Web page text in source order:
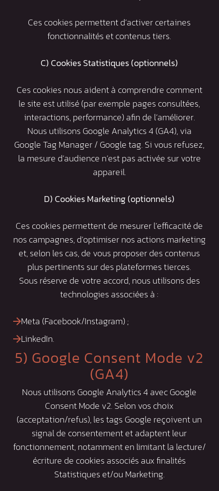
Ces cookies permettent d’activer certaines
fonctionnalités et contenus tiers.
C) Cookies Statistiques (optionnels)
Ces cookies nous aident à comprendre comment
le site est utilisé (par exemple pages consultées,
interactions, performance) afin de l’améliorer.
Nous utilisons Google Analytics 4 (GA4), via
Google Tag Manager / Google tag. Si vous refusez,
la mesure d’audience n’est pas activée sur votre
appareil.
D) Cookies Marketing (optionnels)
Ces cookies permettent de mesurer l’efficacité de
nos campagnes, d’optimiser nos actions marketing
et, selon les cas, de vous proposer des contenus
plus pertinents sur des plateformes tierces.
Sous réserve de votre accord, nous utilisons des
technologies associées à :
Meta (Facebook/Instagram) ;
LinkedIn.
5) Google Consent Mode v2
(GA4)
Nous utilisons Google Analytics 4 avec Google
Consent Mode v2. Selon vos choix
(acceptation/refus), les tags Google reçoivent un
signal de consentement et adaptent leur
fonctionnement, notamment en limitant la lecture/
écriture de cookies associés aux finalités
Statistiques et/ou Marketing.